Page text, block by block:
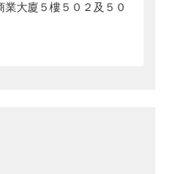
大廈５樓５０２及５０